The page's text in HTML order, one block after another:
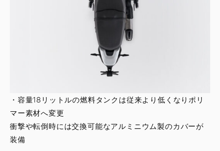
・容量18リットルの燃料タンクは従来より低くなりポリ
マー素材へ変更
衝撃や転倒時には交換可能なアルミニウム製のカバーが
装備